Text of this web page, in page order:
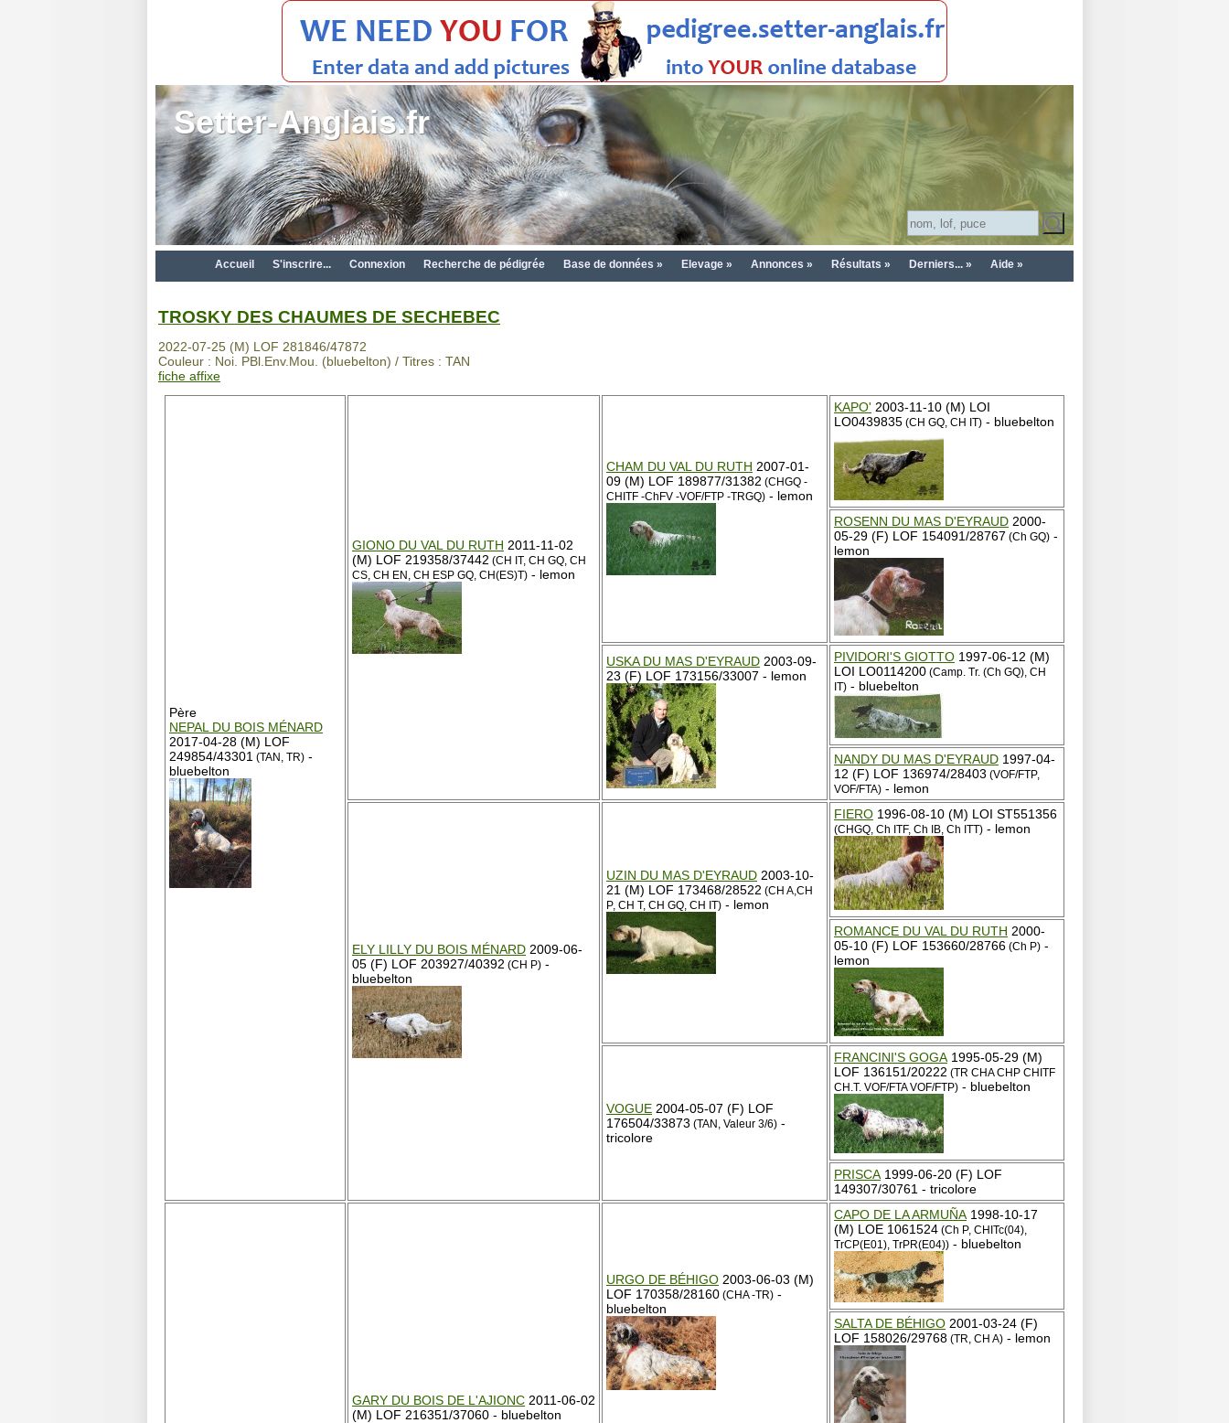
Setter-Anglais.fr
Accueil S'inscrire... Connexion Recherche de pédigrée Base de données » Elevage » Annonces » Résultats » Derniers... » Aide »
TROSKY DES CHAUMES DE SECHEBEC
2022-07-25 (M) LOF 281846/47872
Couleur : Noi. PBl.Env.Mou. (bluebelton) / Titres : TAN
fiche affixe
Père
NEPAL DU BOIS MÉNARD
2017-04-28 (M) LOF
249854/43301 (TAN, TR) -
bluebelton
GIONO DU VAL DU RUTH 2011-11-02
(M) LOF 219358/37442 (CH IT, CH GQ, CH
CS, CH EN, CH ESP GQ, CH(ES)T) - lemon
CHAM DU VAL DU RUTH 2007-01-
09 (M) LOF 189877/31382 (CHGQ -
CHITF -ChFV -VOF/FTP -TRGQ) - lemon
KAPO' 2003-11-10 (M) LOI
LO0439835 (CH GQ, CH IT) - bluebelton
ROSENN DU MAS D'EYRAUD 2000-
05-29 (F) LOF 154091/28767 (Ch GQ) -
lemon
USKA DU MAS D'EYRAUD 2003-09-
23 (F) LOF 173156/33007 - lemon
PIVIDORI'S GIOTTO 1997-06-12 (M)
LOI LO0114200 (Camp. Tr. (Ch GQ), CH
IT) - bluebelton
NANDY DU MAS D'EYRAUD 1997-04-
12 (F) LOF 136974/28403 (VOF/FTP,
VOF/FTA) - lemon
ELY LILLY DU BOIS MÉNARD 2009-06-
05 (F) LOF 203927/40392 (CH P) -
bluebelton
UZIN DU MAS D'EYRAUD 2003-10-
21 (M) LOF 173468/28522 (CH A,CH
P, CH T, CH GQ, CH IT) - lemon
FIERO 1996-08-10 (M) LOI ST551356
(CHGQ, Ch ITF, Ch IB, Ch ITT) - lemon
ROMANCE DU VAL DU RUTH 2000-
05-10 (F) LOF 153660/28766 (Ch P) -
lemon
VOGUE 2004-05-07 (F) LOF
176504/33873 (TAN, Valeur 3/6) -
tricolore
FRANCINI'S GOGA 1995-05-29 (M)
LOF 136151/20222 (TR CHA CHP CHITF
CH.T. VOF/FTA VOF/FTP) - bluebelton
PRISCA 1999-06-20 (F) LOF
149307/30761 - tricolore
GARY DU BOIS DE L'AJIONC 2011-06-02
(M) LOF 216351/37060 - bluebelton
URGO DE BÉHIGO 2003-06-03 (M)
LOF 170358/28160 (CHA -TR) -
bluebelton
CAPO DE LA ARMUÑA 1998-10-17
(M) LOE 1061524 (Ch P, CHITc(04),
TrCP(E01), TrPR(E04)) - bluebelton
SALTA DE BÉHIGO 2001-03-24 (F)
LOF 158026/29768 (TR, CH A) - lemon